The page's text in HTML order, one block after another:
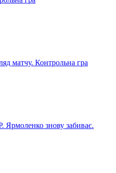
Контрольна гра
знову забиває.